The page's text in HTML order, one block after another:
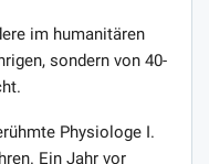
im humanitären
sondern von 40-
Physiologe I.
Ein Jahr vor